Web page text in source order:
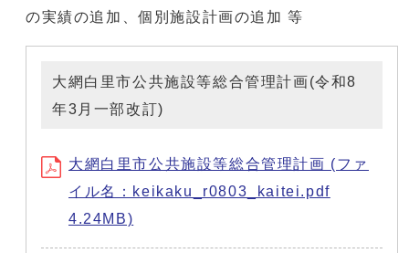
の実績の追加、個別施設計画の追加 等
大網白里市公共施設等総合管理計画(令和8
年3月一部改訂)
大網白里市公共施設等総合管理計画 (ファ
イル名：keikaku_r0803_kaitei.pdf
4.24MB)